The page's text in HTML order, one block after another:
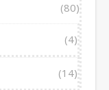
(80)
(4)
(14)